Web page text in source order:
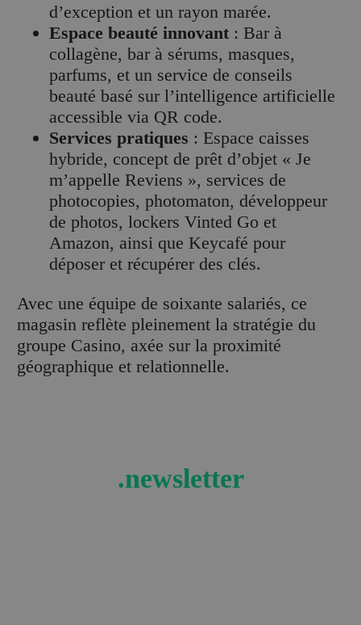
d’exception et un rayon marée.
Espace beauté innovant : Bar à
collagène, bar à sérums, masques,
parfums, et un service de conseils
beauté basé sur l’intelligence artificielle
accessible via QR code.
Services pratiques : Espace caisses
hybride, concept de prêt d’objet « Je
m’appelle Reviens », services de
photocopies, photomaton, développeur
de photos, lockers Vinted Go et
Amazon, ainsi que Keycafé pour
déposer et récupérer des clés.
Avec une équipe de soixante salariés, ce
magasin reflète pleinement la stratégie du
groupe Casino, axée sur la proximité
géographique et relationnelle.
.newsletter